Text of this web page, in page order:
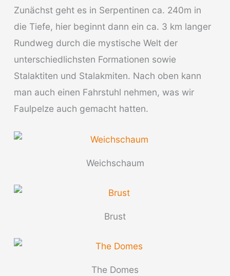
Zunächst geht es in Serpentinen ca. 240m in
die Tiefe, hier beginnt dann ein ca. 3 km langer
Rundweg durch die mystische Welt der
unterschiedlichsten Formationen sowie
Stalaktiten und Stalakmiten. Nach oben kann
man auch einen Fahrstuhl nehmen, was wir
Faulpelze auch gemacht hatten.
Weichschaum
Brust
The Domes